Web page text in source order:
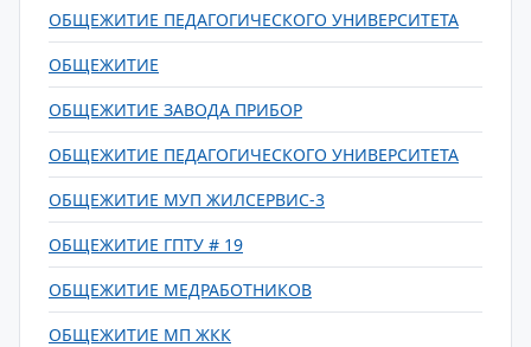
ОБЩЕЖИТИЕ ПЕДАГОГИЧЕСКОГО УНИВЕРСИТЕТА
ОБЩЕЖИТИЕ
ОБЩЕЖИТИЕ ЗАВОДА ПРИБОР
ОБЩЕЖИТИЕ ПЕДАГОГИЧЕСКОГО УНИВЕРСИТЕТА
ОБЩЕЖИТИЕ МУП ЖИЛСЕРВИС-3
ОБЩЕЖИТИЕ ГПТУ # 19
ОБЩЕЖИТИЕ МЕДРАБОТНИКОВ
ОБЩЕЖИТИЕ МП ЖКК